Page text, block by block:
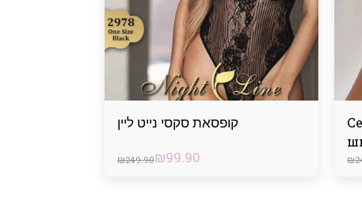
קופסאת סקסי נייט ליין
₪249.90₪99.90 ₪